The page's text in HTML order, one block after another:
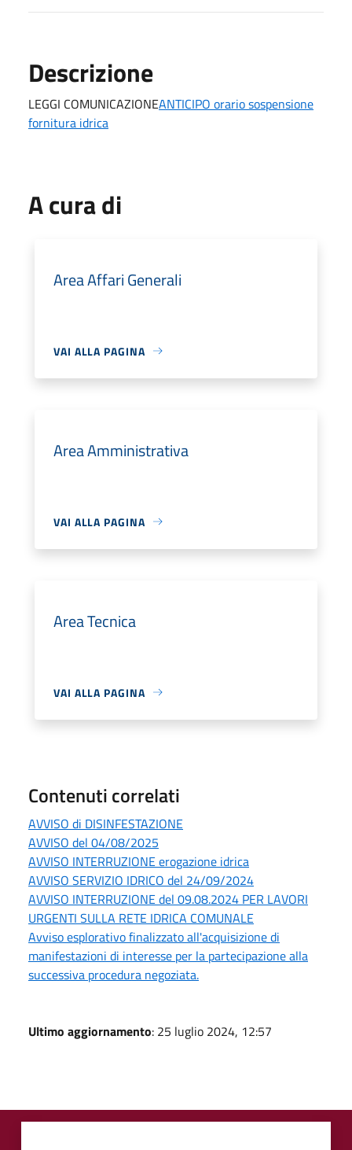
Descrizione
LEGGI COMUNICAZIONEANTICIPO orario sospensione
fornitura idrica
A cura di
Area Affari Generali
VAI ALLA PAGINA
Area Amministrativa
VAI ALLA PAGINA
Area Tecnica
VAI ALLA PAGINA
Contenuti correlati
AVVISO di DISINFESTAZIONE
AVVISO del 04/08/2025
AVVISO INTERRUZIONE erogazione idrica
AVVISO SERVIZIO IDRICO del 24/09/2024
AVVISO INTERRUZIONE del 09.08.2024 PER LAVORI
URGENTI SULLA RETE IDRICA COMUNALE
Avviso esplorativo finalizzato all'acquisizione di
manifestazioni di interesse per la partecipazione alla
successiva procedura negoziata.
Ultimo aggiornamento: 25 luglio 2024, 12:57